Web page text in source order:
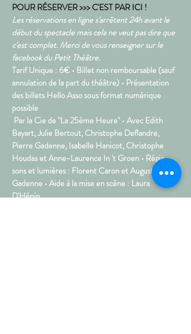
POUR RÉSERVER >>> C'EST PAR ICI !
Les réservations en ligne s'arrêtent 24h avant le
début du spectacle mais cela ne veut pas dire que
c'est complet. Merci de vous renseigner sur le
facebook du Petit Théâtre.
Tarif Unique : 6€ • Billet non remboursable (sauf
annulation de la part du théâtre) • Présentation
des billets Hello Asso sous format numérique
possible
Par la Cie de "La 25ème Heure" • Avec Edith
Bayart, Julie Bertout, Christophe Deflandre,
Pierre Gadenne, Isabelle Hanicot, Christophe
Houdas et Anne-Laurence In 't Groen • Régie
sons et lumières : Florent Caron et Augustin
Gadenne • Aide à la mise en scène : Laura
D'Hénin.